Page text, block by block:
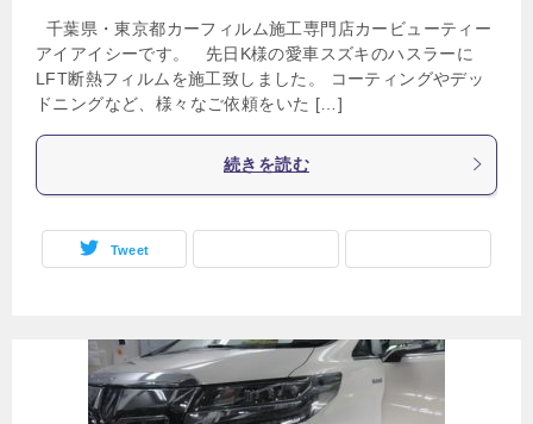
千葉県・東京都カーフィルム施工専門店カービューティー
アイアイシーです。 先日K様の愛車スズキのハスラーに
LFT断熱フィルムを施工致しました。 コーティングやデッ
ドニングなど、様々なご依頼をいた […]
続きを読む
Tweet